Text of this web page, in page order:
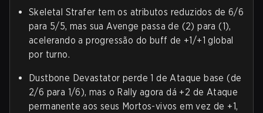
Skeletal Strafer tem os atributos reduzidos de 6/6
para 5/5, mas sua Avenge passa de (2) para (1),
acelerando a progressão do buff de +1/+1 global
por turno.
Dustbone Devastator perde 1 de Ataque base (de
2/6 para 1/6), mas o Rally agora dá +2 de Ataque
permanente aos seus Mortos-vivos em vez de +1,